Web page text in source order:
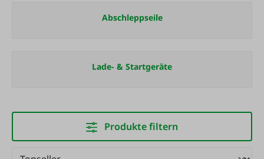
Abschleppseile
Lade- & Startgeräte
Produkte filtern